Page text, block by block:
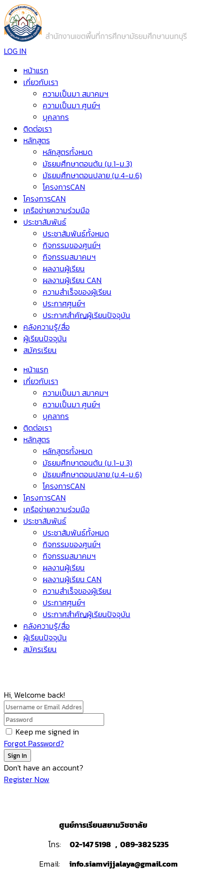
LOG IN
หน้าแรก
เกี่ยวกับเรา
ความเป็นมา สมาคมฯ
ความเป็นมา ศูนย์ฯ
บุคลากร
ติดต่อเรา
หลักสูตร
หลักสูตรทั้งหมด
มัธยมศึกษาตอนต้น (ม.1-ม.3)
มัธยมศึกษาตอนปลาย (ม.4-ม.6)
โครงการCAN
โครงการCAN
เครือข่ายความร่วมมือ
ประชาสัมพันธ์
ประชาสัมพันธ์ทั้งหมด
กิจกรรมของศูนย์ฯ
กิจกรรมสมาคมฯ
ผลงานผู้เรียน
ผลงานผู้เรียน CAN
ความสำเร็จของผู้เรียน
ประกาศศูนย์ฯ
ประกาศสำคัญผู้เรียนปัจจุบัน
คลังความรู้/สื่อ
ผู้เรียนปัจจุบัน
สมัครเรียน
หน้าแรก
เกี่ยวกับเรา
ความเป็นมา สมาคมฯ
ความเป็นมา ศูนย์ฯ
บุคลากร
ติดต่อเรา
หลักสูตร
หลักสูตรทั้งหมด
มัธยมศึกษาตอนต้น (ม.1-ม.3)
มัธยมศึกษาตอนปลาย (ม.4-ม.6)
โครงการCAN
โครงการCAN
เครือข่ายความร่วมมือ
ประชาสัมพันธ์
ประชาสัมพันธ์ทั้งหมด
กิจกรรมของศูนย์ฯ
กิจกรรมสมาคมฯ
ผลงานผู้เรียน
ผลงานผู้เรียน CAN
ความสำเร็จของผู้เรียน
ประกาศศูนย์ฯ
ประกาศสำคัญผู้เรียนปัจจุบัน
คลังความรู้/สื่อ
ผู้เรียนปัจจุบัน
สมัครเรียน
Hi, Welcome back!
Keep me signed in
Forgot Password?
Sign In
Don't have an account?
Register Now
ศูนย์การเรียนสยามวิชชาลัย
โทร:
02-147 5198 , 089-382 5235
Email:
info.siamvijjalaya@gmail.com